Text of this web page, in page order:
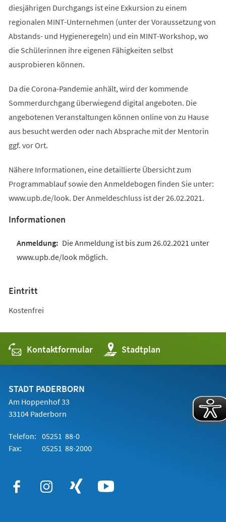
diesjährigen Durchgangs ist eine Exkursion zu einem
regionalen MINT-Unternehmen (unter der Voraussetzung von
Abstands- und Hygieneregeln) und ein MINT-Workshop, wo
die Schülerinnen ihre eigenen Fähigkeiten selbst
ausprobieren können.
Da die Corona-Pandemie anhält, wird der kommende
Sommerdurchgang überwiegend digital angeboten. Die
angebotenen Veranstaltungen können online von zu Hause
aus besucht werden oder nach Absprache mit der Mentorin
ggf. vor Ort.
Nähere Informationen, eine detaillierte Übersicht zum
Programmablauf sowie den Anmeldebogen finden Sie unter:
www.upb.de/look. Der Anmeldeschluss ist der 26.02.2021.
Informationen
Die Anmeldung ist bis zum 26.02.2021 unter
www.upb.de/look möglich.
Eintritt
Kostenfrei
Kontaktformular Stadtplan
(Öffnet
in
einem
STADT PADERBORN
Am Hoppenhof 33
33104 Paderborn
Telefon: 05251 88-0
Fax:
05251 88-2000